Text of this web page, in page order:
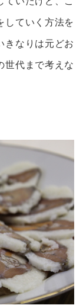
していく方法を
きなりは元どお
世代まで考えな